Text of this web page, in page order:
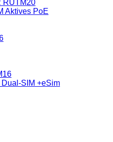
Aktives PoE
SIM +eSim